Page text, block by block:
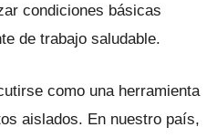
condiciones básicas
de trabajo saludable.
como una herramienta
aislados. En nuestro país,